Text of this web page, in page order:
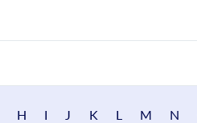
H I J K L M N